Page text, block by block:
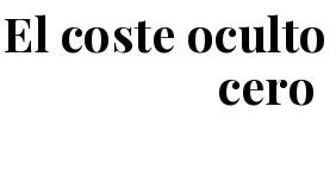
El coste
cero